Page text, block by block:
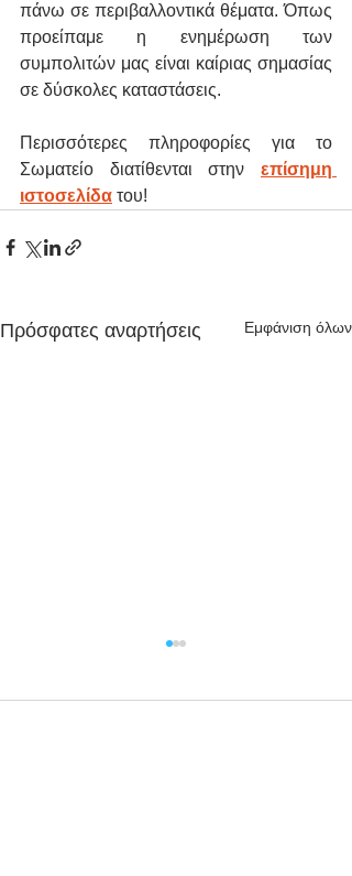
πάνω σε περιβαλλοντικά θέματα. Όπως
προείπαμε η ενημέρωση των
συμπολιτών μας είναι καίριας σημασίας
σε δύσκολες καταστάσεις.
Περισσότερες πληροφορίες για το
Σωματείο διατίθενται στην επίσημη
ιστοσελίδα του!
Πρόσφατες αναρτήσεις Εμφάνιση όλων